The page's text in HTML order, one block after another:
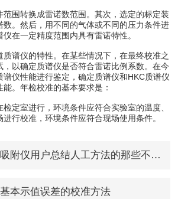
围转换成雷诺数范围。其次，选定的标定装
数。然后，用不同的气体或不同的压力条件进
在一定精度范围内具有雷诺特性。
谱仪的特性。在某些情况下，在最终校准之
，以确定质谱仪是否符合雷诺比例系数。在今
谱仪性能进行鉴定，确定质谱仪和HKC质谱仪
。年检校准的基本要求是：
室进行，环境条件应符合实验室的温度、
行校准，环境条件应符合现场使用条件。
附仪用户总结人工方法的那些不利因素
本示值误差的校准方法